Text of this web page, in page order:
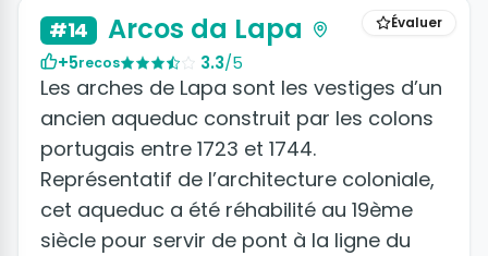
Évaluer
#14 Arcos da Lapa
+5recos 3.3/5
Les arches de Lapa sont les vestiges d’un
ancien aqueduc construit par les colons
portugais entre 1723 et 1744.
Représentatif de l’architecture coloniale,
cet aqueduc a été réhabilité au 19ème
siècle pour servir de pont à la ligne du